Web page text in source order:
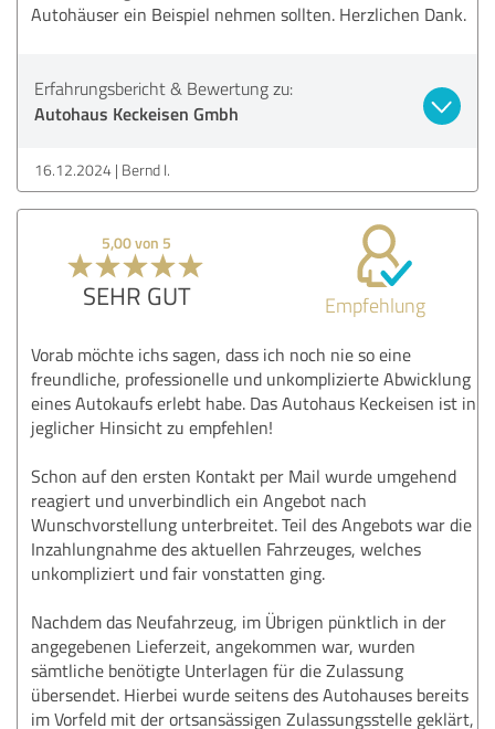
Autohäuser ein Beispiel nehmen sollten. Herzlichen Dank.
Erfahrungsbericht & Bewertung zu:
Autohaus Keckeisen Gmbh
16.12.2024 Bernd I.
5,00 von 5
SEHR GUT Empfehlung
Vorab möchte ichs sagen, dass ich noch nie so eine
freundliche, professionelle und unkomplizierte Abwicklung
eines Autokaufs erlebt habe. Das Autohaus Keckeisen ist in
jeglicher Hinsicht zu empfehlen!
Schon auf den ersten Kontakt per Mail wurde umgehend
reagiert und unverbindlich ein Angebot nach
Wunschvorstellung unterbreitet. Teil des Angebots war die
Inzahlungnahme des aktuellen Fahrzeuges, welches
unkompliziert und fair vonstatten ging.
Nachdem das Neufahrzeug, im Übrigen pünktlich in der
angegebenen Lieferzeit, angekommen war, wurden
sämtliche benötigte Unterlagen für die Zulassung
übersendet. Hierbei wurde seitens des Autohauses bereits
im Vorfeld mit der ortsansässigen Zulassungsstelle geklärt,